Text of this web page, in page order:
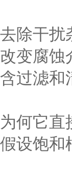
去除干扰
改变腐蚀
含过滤和
为何它直
假设饱和